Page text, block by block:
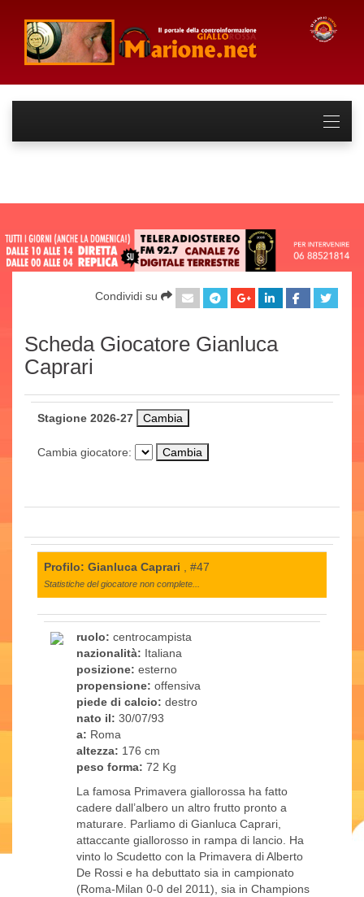
Condividi su
Scheda Giocatore Gianluca
Caprari
Stagione 2026-27
Cambia giocatore:
Profilo: Gianluca Caprari , #47
Statistiche del giocatore non complete...
ruolo: centrocampista
nazionalità: Italiana
posizione: esterno
propensione: offensiva
piede di calcio: destro
nato il: 30/07/93
a: Roma
altezza: 176 cm
peso forma: 72 Kg
La famosa Primavera giallorossa ha fatto
cadere dall’albero un altro frutto pronto a
maturare. Parliamo di Gianluca Caprari,
attaccante giallorosso in rampa di lancio. Ha
vinto lo Scudetto con la Primavera di Alberto
De Rossi e ha debuttato sia in campionato
(Roma-Milan 0-0 del 2011), sia in Champions